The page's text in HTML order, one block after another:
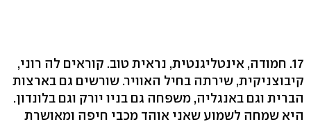
17. חמודה, אינטליגנטית, נראית טוב. קוראים לה רוני,
קיבוצניקית, שירתה בחיל האוויר. שורשים גם בארצות
הברית וגם באנגליה, משפחה גם בניו יורק וגם בלונדון.
היא שמחה לשמוע שאני אוהד מכבי חיפה ומאושרת